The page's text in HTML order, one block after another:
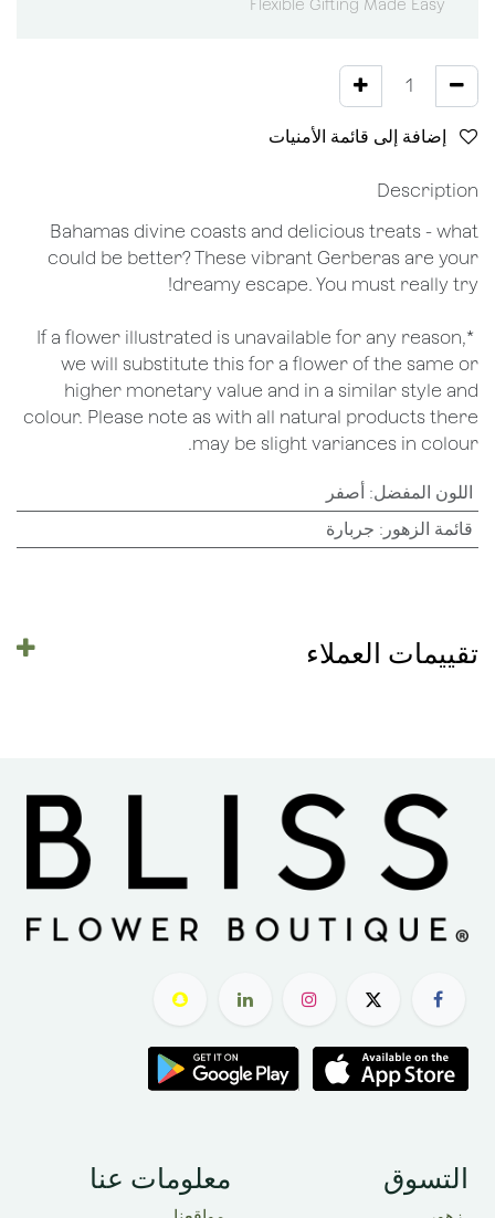
Flexible Gifting Made Easy
Description
Bahamas divine coasts and delicious treats - what
could be better? These vibrant Gerberas are your
dreamy escape. You must really try!
*If a flower illustrated is unavailable for any reason,
we will substitute this for a flower of the same or
higher monetary value and in a similar style and
colour. Please note as with all natural products there
may be slight variances in colour.
اللون المفضل : أصفر
قائمة الزهور : جربارة
تقييمات العملاء
التسوق معلومات عنا